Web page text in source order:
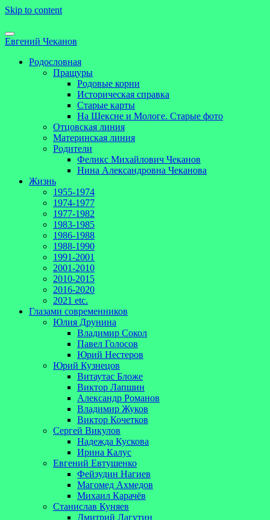
Skip to content
Евгений Чеканов
Родословная
Пращуры
Родовые корни
Историческая справка
Старые карты
На Шексне и Мологе. Старые фото
Отцовская линия
Материнская линия
Родители
Феликс Михайлович Чеканов
Нина Александровна Чеканова
Жизнь
1955-1974
1974-1977
1977-1982
1983-1985
1986-1988
1988-1990
1991-2001
2001-2010
2010-2015
2016-2020
2021 etc.
Глазами современников
Юлия Друнина
Владимир Сокол
Павел Голосов
Юрий Нестеров
Юрий Кузнецов
Витаутас Бложе
Виктор Лапшин
Александр Романов
Владимир Жуков
Виктор Кочетков
Сергей Викулов
Надежда Кускова
Ирина Калус
Евгений Евтушенко
Фейзудин Нагиев
Магомед Ахмедов
Михаил Карачёв
Станислав Куняев
Дмитрий Лагутин